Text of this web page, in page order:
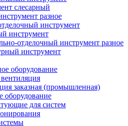
слесарный
разное
инструмент
инструмент
отделочный инструмент разное
инструмент
оборудование
заказная (промышленная)
оборудование
для систем